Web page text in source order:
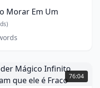
Morar Em Um
76:04